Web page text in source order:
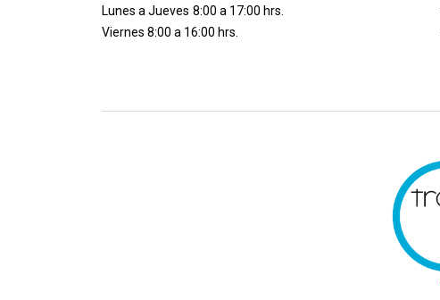
Lunes a Jueves 8:00 a 17:00 hrs.
Viernes 8:00 a 16:00 hrs.